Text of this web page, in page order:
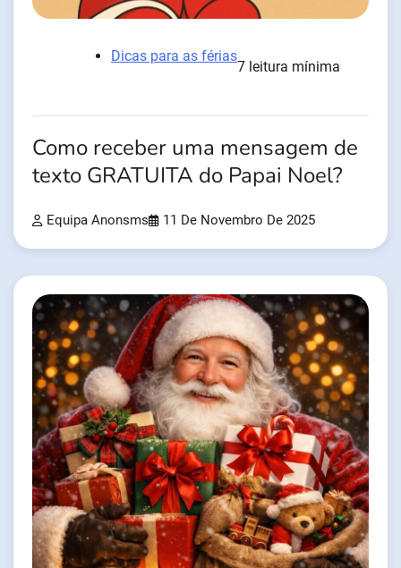
Dicas para as férias
7 leitura mínima
Como receber uma mensagem de
texto GRATUITA do Papai Noel?
Equipa Anonsms 11 De Novembro De 2025